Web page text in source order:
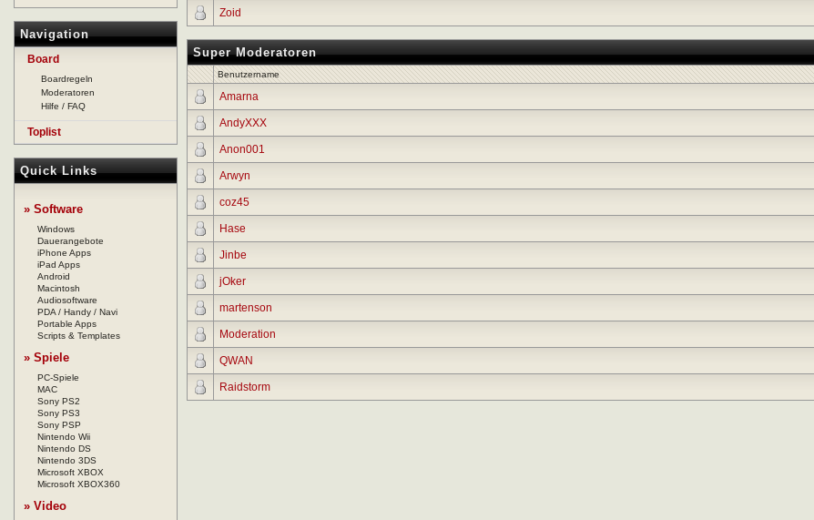
Navigation
Board
Boardregeln
Moderatoren
Hilfe / FAQ
Toplist
Quick Links
» Software
Windows
Dauerangebote
iPhone Apps
iPad Apps
Android
Macintosh
Audiosoftware
PDA / Handy / Navi
Portable Apps
Scripts & Templates
» Spiele
PC-Spiele
MAC
Sony PS2
Sony PS3
Sony PSP
Nintendo Wii
Nintendo DS
Nintendo 3DS
Microsoft XBOX
Microsoft XBOX360
» Video
Zoid
Super Moderatoren
Benutzername
Amarna
AndyXXX
Anon001
Arwyn
coz45
Hase
Jinbe
jOker
martenson
Moderation
QWAN
Raidstorm